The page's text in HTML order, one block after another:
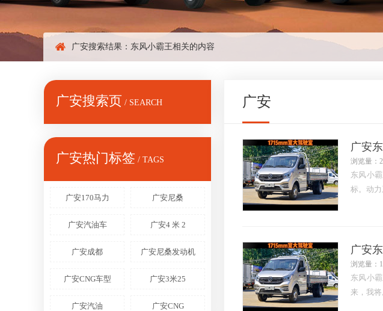
广安搜索结果： 东风小霸王相关的内容
广安搜索页 / SEARCH
广安热门标签 / TAGS
广安170马力 广安尼桑
广安汽油车 广安4 米 2
广安成都 广安尼桑发动机
广安CNG车型 广安3米25
广安汽油 广安CNG
广安
广安
浏览量：
东风小
标。动
广安
浏览量：
东风小
来，我